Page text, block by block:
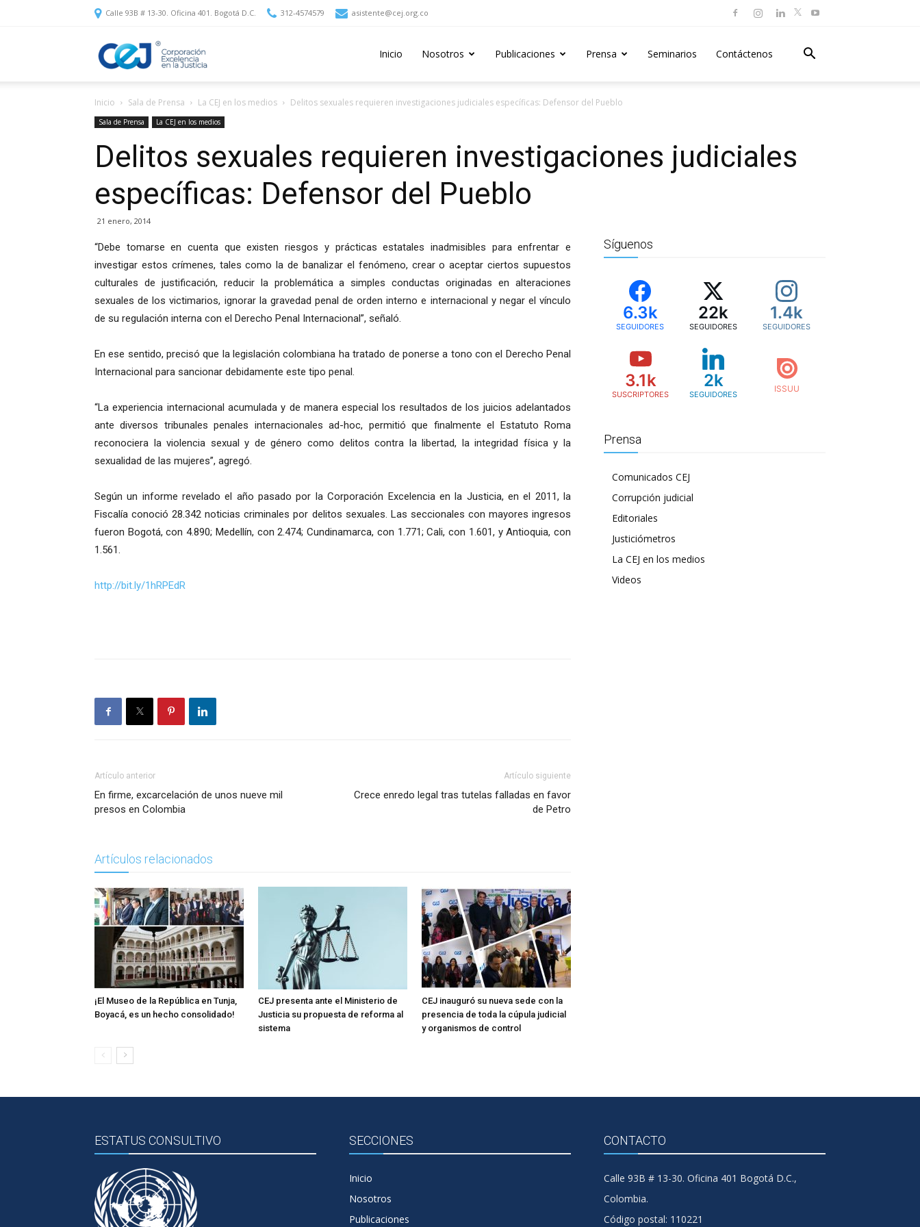
Calle 93B # 13-30. Oficina 401. Bogotá D.C. 312-4574579 asistente@cej.org.co
Excelencia
en
Justicia
Inicio Nosotros Publicaciones Prensa Seminarios Contáctenos
Inicio Sala de Prensa La CEJ en los medios Delitos sexuales requieren investigaciones judiciales específicas: Defensor del Pueblo
Sala de Prensa La CEJ en los medios
Delitos sexuales requieren investigaciones judiciales
específicas: Defensor del Pueblo
21 enero, 2014
“Debe tomarse en cuenta que existen riesgos y prácticas estatales inadmisibles para enfrentar e
investigar estos crímenes, tales como la de banalizar el fenómeno, crear o aceptar ciertos supuestos
culturales de justificación, reducir la problemática a simples conductas originadas en alteraciones
sexuales de los victimarios, ignorar la gravedad penal de orden interno e internacional y negar el vínculo
de su regulación interna con el Derecho Penal Internacional”, señaló.
En ese sentido, precisó que la legislación colombiana ha tratado de ponerse a tono con el Derecho Penal
Internacional para sancionar debidamente este tipo penal.
“La experiencia internacional acumulada y de manera especial los resultados de los juicios adelantados
ante diversos tribunales penales internacionales ad-hoc, permitió que finalmente el Estatuto Roma
reconociera la violencia sexual y de género como delitos contra la libertad, la integridad física y la
sexualidad de las mujeres”, agregó.
Según un informe revelado el año pasado por la Corporación Excelencia en la Justicia, en el 2011, la
Fiscalía conoció 28.342 noticias criminales por delitos sexuales. Las seccionales con mayores ingresos
fueron Bogotá, con 4.890; Medellín, con 2.474; Cundinamarca, con 1.771; Cali, con 1.601, y Antioquia, con
1.561.
http://bit.ly/1hRPEdR
Artículo anterior
En firme, excarcelación de unos nueve mil
presos en Colombia
Artículo siguiente
Crece enredo legal tras tutelas falladas en favor
de Petro
Artículos relacionados
¡El Museo de la República en Tunja,
Boyacá, es un hecho consolidado!
CEJ presenta ante el Ministerio de
Justicia su propuesta de reforma al
sistema
CEJ inauguró su nueva sede con la
presencia de toda la cúpula judicial
y organismos de control
Síguenos
6.3k
SEGUIDORES
22k
SEGUIDORES
1.4k
SEGUIDORES
3.1k
SUSCRIPTORES
2k
SEGUIDORES
Prensa
Comunicados CEJ
Corrupción judicial
Editoriales
Justiciómetros
La CEJ en los medios
Videos
ESTATUS CONSULTIVO SECCIONES
Inicio
Nosotros
Publicaciones
CONTACTO
Calle 93B # 13-30. Oficina 401 Bogotá D.C.,
Colombia.
Código postal: 110221